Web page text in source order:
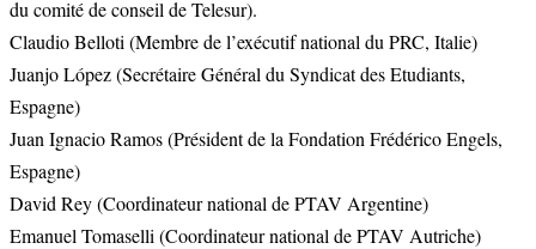
du comité de conseil de Telesur).
Claudio Belloti (Membre de l’exécutif national du PRC, Italie)
Juanjo López (Secrétaire Général du Syndicat des Etudiants,
Espagne)
Juan Ignacio Ramos (Président de la Fondation Frédérico Engels,
Espagne)
David Rey (Coordinateur national de PTAV Argentine)
Emanuel Tomaselli (Coordinateur national de PTAV Autriche)